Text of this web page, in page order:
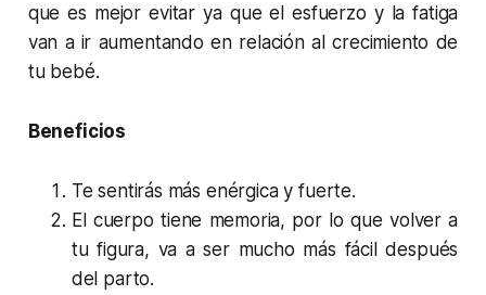
que es mejor evitar ya que el esfuerzo y la fatiga
van a ir aumentando en relación al crecimiento de
tu bebé.
Beneficios
Te sentirás más enérgica y fuerte.
El cuerpo tiene memoria, por lo que volver a
tu figura, va a ser mucho más fácil después
del parto.